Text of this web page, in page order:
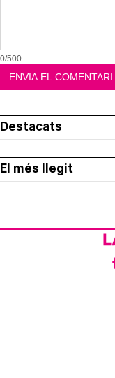
0/500
Destacats
El més llegit